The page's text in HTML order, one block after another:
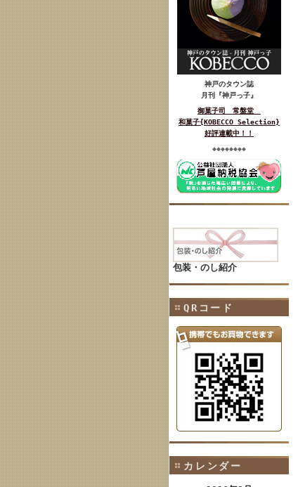
神戸のタウン誌
月刊『神戸っ子』
御菓子司 常盤堂
和菓子{KOBECCO Selection}
好評連載中！！
◆◆◆◆◆◆◆◆
包装・のし紹介
QRコード
カレンダー